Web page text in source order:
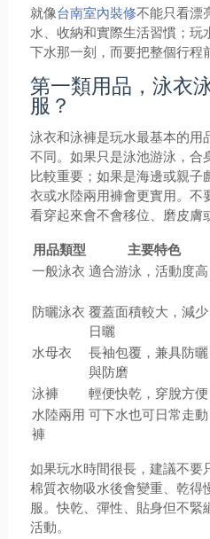
就像台南室內裝修不能只看漂
水、收納和實際生活習慣；玩
下水那一刻，而要把整個行程
第一類用品，泳衣
服？
泳衣和泳褲是玩水最基本的用
不同。如果只是泳池游泳，合
比較重要；如果是海邊或親子
衣或水陸兩用褲會更實用。不
看穿起來會不會移位、磨皮膚
用品類型
主要特色
一般泳衣 適合游泳，活動度高
防曬泳衣 覆蓋面積較大，減少
日曬
水母衣
長袖包覆，兼具防曬
與防磨
泳褲
輕便快乾，穿脫方便
水陸兩用
褲
可下水也可日常走動
如果玩水時間很長，建議不要
棉質衣物吸水後會變重、乾得
服。快乾、彈性、貼身但不緊
活動。